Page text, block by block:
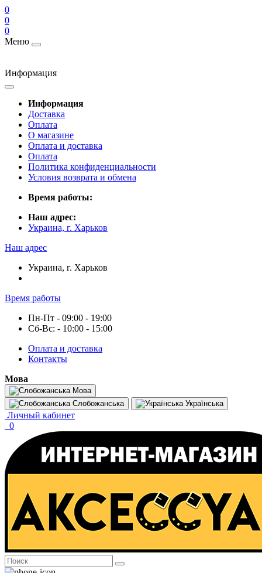
0
0
0
Меню
Информация
Информация
Доставка
Оплата
О магазине
Оплата и доставка
Оплата
Политика конфиденциальности
Условия возврата и обмена
Время работы:
Наш адрес:
Украина, г. Харьков
Наш адрес
Украина, г. Харьков
Время работы
Пн-Пт - 09:00 - 19:00
Сб-Вс: - 10:00 - 15:00
Оплата и доставка
Контакты
Мова
Мова
Слобожанська
Українська
Личный кабинет
0